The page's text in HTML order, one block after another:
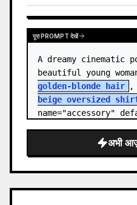
पूरा PROMPT देखें
A dreamy cinematic
beautiful young
golden-blonde hair
,
beige oversized
name="accessory"
अभी